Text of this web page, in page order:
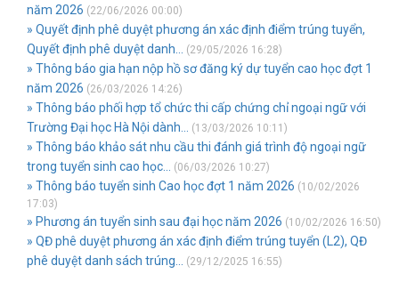
năm 2026 (22/06/2026 00:00)
» Quyết định phê duyệt phương án xác định điểm trúng tuyển,
Quyết định phê duyệt danh...
(29/05/2026 16:28)
» Thông báo gia hạn nộp hồ sơ đăng ký dự tuyển cao học đợt 1
năm 2026 (26/03/2026 14:26)
» Thông báo phối hợp tổ chức thi cấp chứng chỉ ngoại ngữ với
Trường Đại học Hà Nội dành...
(13/03/2026 10:11)
» Thông báo khảo sát nhu cầu thi đánh giá trình độ ngoại ngữ
trong tuyển sinh cao học...
(06/03/2026 10:27)
» Thông báo tuyển sinh Cao học đợt 1 năm 2026 (10/02/2026
17:03)
» Phương án tuyển sinh sau đại học năm 2026 (10/02/2026 16:50)
» QĐ phê duyệt phương án xác định điểm trúng tuyển (L2), QĐ
phê duyệt danh sách trúng...
(29/12/2025 16:55)